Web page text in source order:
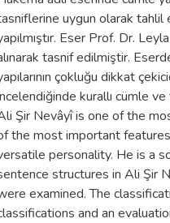
uygun olarak tahlil
Eser Prof. Dr.
tasnif edilmiştir.
çokluğu dikkat
kurallı cümle
Şir Nevâyî is one of the
the most important
personality. He is a
structures in Ali Şir
examined. The
and an